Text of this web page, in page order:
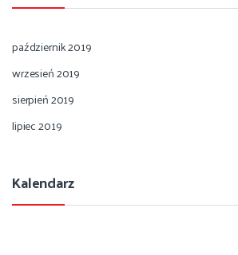
październik 2019
wrzesień 2019
sierpień 2019
lipiec 2019
Kalendarz